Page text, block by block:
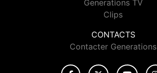
Generations TV
Clips
CONTACTS
Contacter Generations